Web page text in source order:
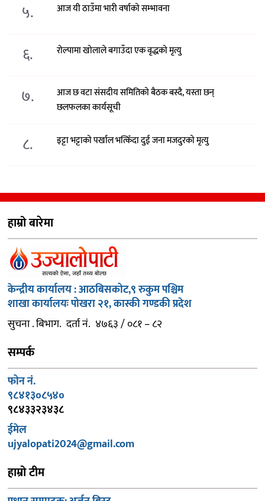
५. आज यी ठाउँमा भारी वर्षाको सम्भावना
६. रोल्पामा खोलाले बगाउँदा एक वृद्धको मृत्यु
७.
आज छ वटा संसदीय समितिको बैठक बस्दै, यस्ता छन्
छलफलका कार्यसूची
८. इट्टा भट्टाको पर्खाल भत्किँदा दुई जना मजदुरको मृत्यु
हाम्रो बारेमा
केन्द्रीय कार्यालय : आठबिसकोट,९ रुकुम पश्चिम
शाखा कार्यालयः पोखरा २१, कास्की गण्डकी प्रदेश
सुचना . बिभाग. दर्ता नं. ४७६३ / ०८१ – ८२
सम्पर्क
फोन नं.
९८४१३०८५४०
९८४३३२३४३८
ईमेल
ujyalopati2024@gmail.com
हाम्रो टीम